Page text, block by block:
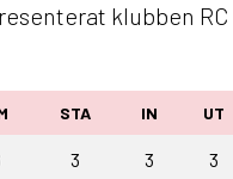
klubben
STA IN UT
3 3 3